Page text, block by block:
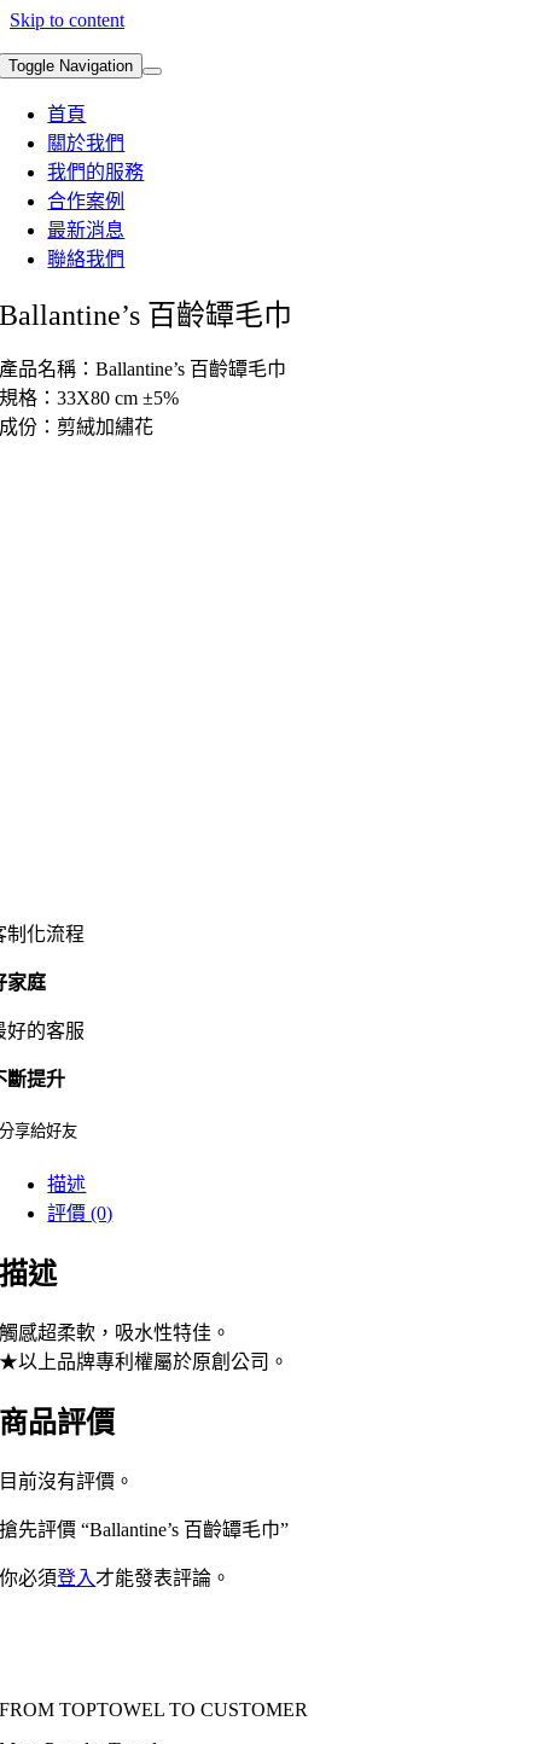
Skip to content
Toggle Navigation
首頁
關於我們
我們的服務
合作案例
最新消息
聯絡我們
Ballantine’s 百齡罈毛巾
產品名稱：Ballantine’s 百齡罈毛巾
規格：33X80 cm ±5%
成份：剪絨加繡花
制化流程
家庭
好的客服
斷提升
分享給好友
描述
評價 (0)
描述
觸感超柔軟，吸水性特佳。
★以上品牌專利權屬於原創公司。
商品評價
目前沒有評價。
搶先評價 “Ballantine’s 百齡罈毛巾”
你必須登入才能發表評論。
FROM TOPTOWEL TO CUSTOMER